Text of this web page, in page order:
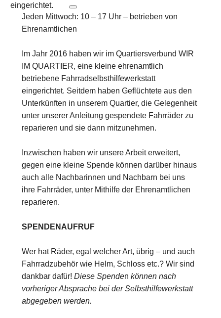
eingerichtet.
Jeden Mittwoch: 10 – 17 Uhr – betrieben von
Ehrenamtlichen
Im Jahr 2016 haben wir im Quartiersverbund WIR
IM QUARTIER, eine kleine ehrenamtlich
betriebene Fahrradselbsthilfewerkstatt
eingerichtet. Seitdem haben Geflüchtete aus den
Unterkünften in unserem Quartier, die Gelegenheit
unter unserer Anleitung gespendete Fahrräder zu
reparieren und sie dann mitzunehmen.
Inzwischen haben wir unsere Arbeit erweitert,
gegen eine kleine Spende können darüber hinaus
auch alle Nachbarinnen und Nachbarn bei uns
ihre Fahrräder, unter Mithilfe der Ehrenamtlichen
reparieren.
SPENDENAUFRUF
Wer hat Räder, egal welcher Art, übrig – und auch
Fahrradzubehör wie Helm, Schloss etc.? Wir sind
dankbar dafür! Diese Spenden können nach
vorheriger Absprache bei der Selbsthilfewerkstatt
abgegeben werden.